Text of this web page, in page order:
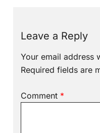
Leave a Reply
Your email address
Required fields are
Comment *